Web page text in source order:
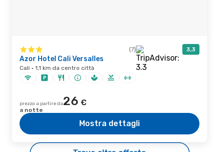
(7) 3,3
Azor Hotel Cali Versalles
Cali · 1,1 km da centro città
prezzo a partire da26 €
a notte
Mostra dettagli